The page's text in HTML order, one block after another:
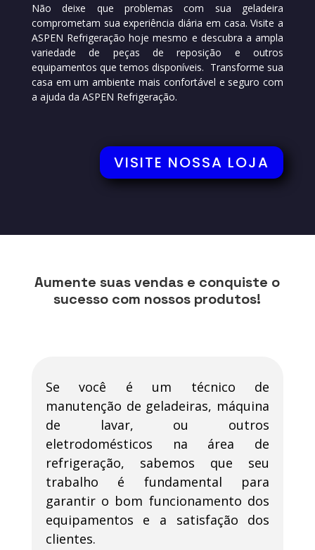
Não deixe que problemas com sua geladeira
comprometam sua experiência diária em casa. Visite a
ASPEN Refrigeração hoje mesmo e descubra a ampla
variedade de peças de reposição e outros
equipamentos que temos disponíveis. Transforme sua
casa em um ambiente mais confortável e seguro com
a ajuda da ASPEN Refrigeração.
VISITE NOSSA LOJA
Aumente suas vendas e conquiste o
sucesso com nossos produtos!
Se você é um técnico de
manutenção de geladeiras, máquina
de lavar, ou outros
eletrodomésticos na área de
refrigeração, sabemos que seu
trabalho é fundamental para
garantir o bom funcionamento dos
equipamentos e a satisfação dos
clientes.